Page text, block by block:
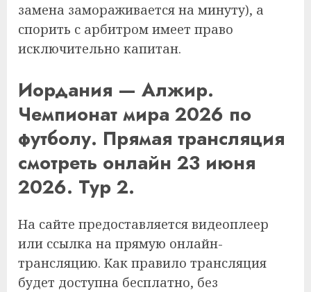
замена замораживается на минуту), а
спорить с арбитром имеет право
исключительно капитан.
Иордания — Алжир.
Чемпионат мира 2026 по
футболу. Прямая трансляция
смотреть онлайн 23 июня
2026. Тур 2.
На сайте предоставляется видеоплеер
или ссылка на прямую онлайн-
трансляцию. Как правило трансляция
будет доступна бесплатно, без